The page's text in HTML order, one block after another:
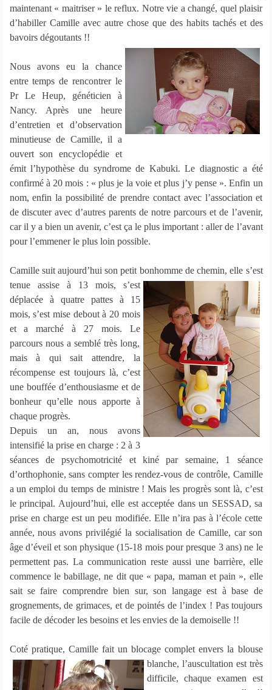
maintenant « maitriser » le reflux. Notre vie a changé, quel plaisir
d’habiller Camille avec autre chose que des habits tachés et des
bavoirs dégoutants !!
Nous avons eu la chance
entre temps de rencontrer le
Pr Le Heup, généticien à
Nancy. Après une heure
d’entretien et d’observation
minutieuse de Camille, il a
ouvert son encyclopédie et
émit l’hypothèse du syndrome de Kabuki. Le diagnostic a été
confirmé à 20 mois : « plus je la voie et plus j’y pense ». Enfin un
nom, enfin la possibilité de prendre contact avec l’association et
de discuter avec d’autres parents de notre parcours et de l’avenir,
car il y a bien un avenir, c’est ça le plus important : aller de l’avant
pour l’emmener le plus loin possible.
Camille suit aujourd’hui son petit bonhomme de chemin, elle s’est
tenue assise à 13 mois, s’est
déplacée à quatre pattes à 15
mois, s’est mise debout à 20 mois
et a marché à 27 mois. Le
parcours nous a semblé très long,
mais à qui sait attendre, la
récompense est toujours là, c’est
une bouffée d’enthousiasme et de
bonheur qu’elle nous apporte à
chaque progrès.
Depuis un an, nous avons
intensifié la prise en charge : 2 à 3
séances de psychomotricité et kiné par semaine, 1 séance
d’orthophonie, sans compter les rendez-vous de contrôle, Camille
a un emploi du temps de ministre ! Mais les progrès sont là, c’est
le principal. Aujourd’hui, elle est acceptée dans un SESSAD, sa
prise en charge est un peu modifiée. Elle n’ira pas à l’école cette
année, nous avons privilégié la socialisation de Camille, car son
âge d’éveil et son physique (15-18 mois pour presque 3 ans) ne le
permettent pas. La communication reste aussi une barrière, elle
commence le babillage, ne dit que « papa, maman et pain », elle
sait se faire comprendre bien sur, son langage est à base de
grognements, de grimaces, et de pointés de l’index ! Pas toujours
facile de décoder les besoins et les envies de la demoiselle !!
Coté pratique, Camille fait un blocage complet envers la blouse
blanche, l’auscultation est très
difficile, chaque examen est